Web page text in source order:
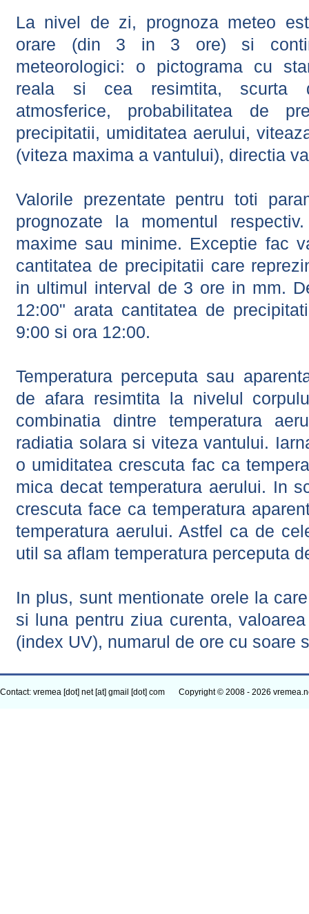
La nivel de zi, prognoza meteo
orare (din 3 in 3 ore) si
meteorologici: o pictograma cu
reala si cea resimtita, scurta
atmosferice, probabilitatea de
precipitatii, umiditatea aerului,
(viteza maxima a vantului), directia
Valorile prezentate pentru toti
prognozate la momentul
maxime sau minime. Exceptie fac
cantitatea de precipitatii care
in ultimul interval de 3 ore in mm.
12:00" arata cantitatea de
9:00 si ora 12:00.
Temperatura perceputa sau
de afara resimtita la nivelul
combinatia dintre temperatura
radiatia solara si viteza vantului.
o umiditatea crescuta fac ca
mica decat temperatura aerului. In
crescuta face ca temperatura
temperatura aerului. Astfel ca de
util sa aflam temperatura perceputa
In plus, sunt mentionate orele la
si luna pentru ziua curenta,
(index UV), numarul de ore cu soare
Contact: vremea [dot] net [at] gmail [dot] com Copyright © 2008 - 2026